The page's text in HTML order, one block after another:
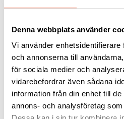
Denna webbplats använder
Vi använder
och annonserna till
för sociala medier och
vidarebefordrar även sådana
information från din enhet till
annons- och analysföretag
med aktiva, skickar ut information,
förbundsstyrelsen. Vi vill inkludera
de som inte är så digitala, inte
vidare.
Vilka involveras?
– Främst förtroendevalda i
kommer få möjlighet att tycka till.